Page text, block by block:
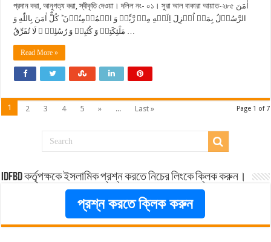
প্রদান করা, আনুগত্য করা, স্বীকৃতি দেওয়া। দলিল নং- ০১। সুরা আল বাকারা আয়াত-২৮৫ اٰمَنَ
الرَّسُوۡلُ بِمَاۤ اُنۡزِلَ اِلَیۡهِ مِنۡ رَّبِّهٖ وَ الۡمُؤۡمِنُوۡنَ ؕ كُلٌّ اٰمَنَ بِاللّٰهِ وَ
Read More »
Page 1 of 7
1 2 3 4 5 » ... Last »
idfbd কর্তৃপক্ষকে ইসলামিক প্রশ্ন করতে নিচের লিংকে ক্লিক করুন।
প্রশ্ন করতে ক্লিক করুন